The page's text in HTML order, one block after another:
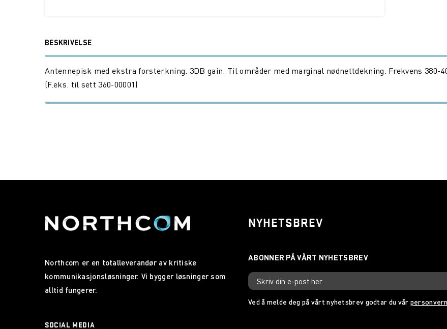
BESKRIVELSE
Antennepisk med ekstra forsterkning. 3DB gain. Til områder med marginal nødnettdekning. Frekvens 380-
(F.eks. til sett 360-00001)
Northcom er en totalleverandør av kritiske
kommunikasjonsløsninger. Vi bygger løsninger som
alltid fungerer.
SOCIAL MEDIA
NYHETSBREV
Ved å melde deg på vårt nyhetsbrev godtar du vår